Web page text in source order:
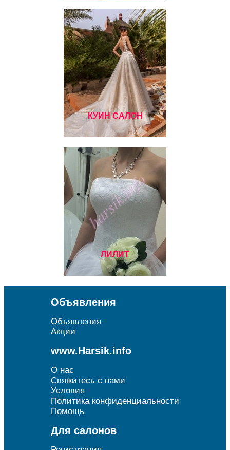
КУИН САЛОН
ЛИЛИТ
Объявления
Объявления
Акции
www.Harsik.info
О нас
Свяжитесь с нами
Условия
Политика конфиденциальности
Помощь
Для салонов